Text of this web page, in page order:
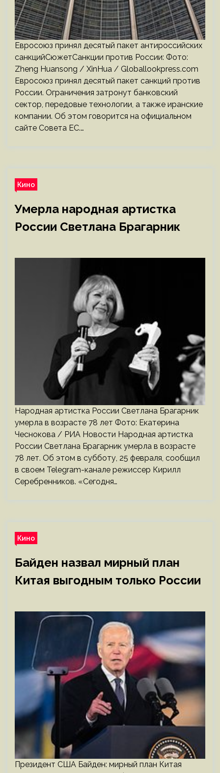
Евросоюз принял десятый пакет антироссийских
санкцийСюжетСанкции против России: Фото:
Zheng Huansong / XinHua / Globallookpress.com
Евросоюз принял десятый пакет санкций против
России. Ограничения затронут банковский
сектор, передовые технологии, а также иранские
компании. Об этом говорится на официальном
сайте Совета ЕС.…
Кино
Умерла народная артистка
России Светлана Брагарник
Народная артистка России Светлана Брагарник
умерла в возрасте 78 лет Фото: Екатерина
Чеснокова / РИА Новости Народная артистка
России Светлана Брагарник умерла в возрасте
78 лет. Об этом в субботу, 25 февраля, сообщил
в своем Telegram-канале режиссер Кирилл
Серебренников. «Сегодня…
Кино
Байден назвал мирный план
Китая выгодным только России
Президент США Байден: мирный план Китая